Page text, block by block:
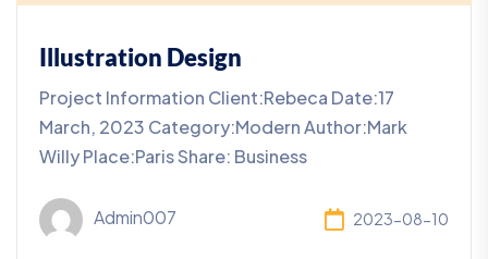
Illustration Design
Project Information Client:Rebeca Date:17
March, 2023 Category:Modern Author:Mark
Willy Place:Paris Share: Business
Admin007 2023-08-10